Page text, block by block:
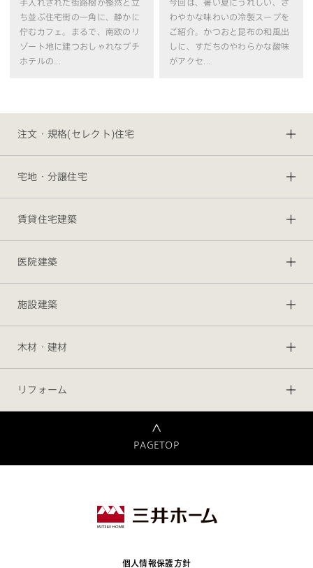
ち並ぶ住宅街の一角に、静かに
佇むカフェ。まるで、南欧のリ
ゾート地に建つおしゃれなプチ
ホテルの...
わやかな味わいの冷製スープを
ご紹介。かつおと昆布の和風出
しに、すだちのやわらかな酸味
がアクセ...
注文・規格(セレクト)住宅
宅地・分譲住宅
賃貸住宅建築
医院建築
施設建築
木材・建材
リフォーム
PAGETOP
個人情報保護方針